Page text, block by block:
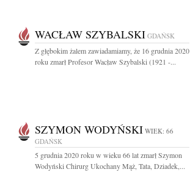
WACŁAW SZYBALSKI GDAŃSK
Z głębokim żalem zawiadamiamy, że 16 grudnia 2020
roku zmarł Profesor Wacław Szybalski (1921 -...
SZYMON WODYŃSKI WIEK: 66
GDAŃSK
5 grudnia 2020 roku w wieku 66 lat zmarł Szymon
Wodyński Chirurg Ukochany Mąż, Tata, Dziadek,...